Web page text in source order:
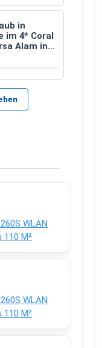
in
im 4* Coral
Alam inkl.
WLAN
110 M²
WLAN
110 M²